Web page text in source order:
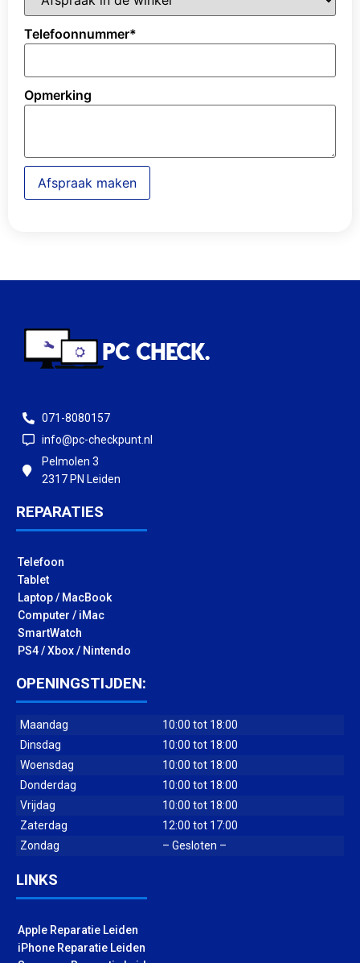
Telefoonnummer*
Opmerking
Afspraak maken
071-8080157
info@pc-checkpunt.nl
Pelmolen 3
2317 PN Leiden
REPARATIES
Telefoon
Tablet
Laptop / MacBook
Computer / iMac
SmartWatch
PS4 / Xbox / Nintendo
OPENINGSTIJDEN:
Maandag
10:00 tot 18:00
Dinsdag
10:00 tot 18:00
Woensdag
10:00 tot 18:00
Donderdag
10:00 tot 18:00
Vrijdag
10:00 tot 18:00
Zaterdag
12:00 tot 17:00
Zondag
– Gesloten –
LINKS
Apple Reparatie Leiden
iPhone Reparatie Leiden